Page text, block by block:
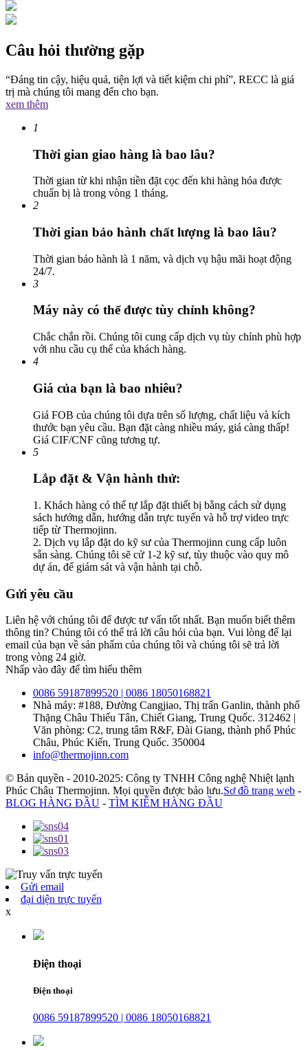
Câu hỏi thường gặp
“Đáng tin cậy, hiệu quả, tiện lợi và tiết kiệm chi phí”, RECC là giá
trị mà chúng tôi mang đến cho bạn.
xem thêm
1
Thời gian giao hàng là bao lâu?
Thời gian từ khi nhận tiền đặt cọc đến khi hàng hóa được
chuẩn bị là trong vòng 1 tháng.
2
Thời gian bảo hành chất lượng là bao lâu?
Thời gian bảo hành là 1 năm, và dịch vụ hậu mãi hoạt động
24/7.
3
Máy này có thể được tùy chỉnh không?
Chắc chắn rồi. Chúng tôi cung cấp dịch vụ tùy chỉnh phù hợp
với nhu cầu cụ thể của khách hàng.
4
Giá của bạn là bao nhiêu?
Giá FOB của chúng tôi dựa trên số lượng, chất liệu và kích
thước bạn yêu cầu. Bạn đặt càng nhiều máy, giá càng thấp!
Giá CIF/CNF cũng tương tự.
5
Lắp đặt & Vận hành thử:
1. Khách hàng có thể tự lắp đặt thiết bị bằng cách sử dụng
sách hướng dẫn, hướng dẫn trực tuyến và hỗ trợ video trực
tiếp từ Thermojinn.
2. Dịch vụ lắp đặt do kỹ sư của Thermojinn cung cấp luôn
sẵn sàng. Chúng tôi sẽ cử 1-2 kỹ sư, tùy thuộc vào quy mô
dự án, để giám sát và vận hành tại chỗ.
Gửi yêu cầu
Liên hệ với chúng tôi để được tư vấn tốt nhất. Bạn muốn biết thêm
thông tin? Chúng tôi có thể trả lời câu hỏi của bạn. Vui lòng để lại
email của bạn về sản phẩm của chúng tôi và chúng tôi sẽ trả lời
trong vòng 24 giờ.
Nhấp vào đây để tìm hiểu thêm
0086 59187899520 | 0086 18050168821
Nhà máy: #188, Đường Cangjiao, Thị trấn Ganlin, thành phố
Thặng Châu Thiếu Tân, Chiết Giang, Trung Quốc. 312462 |
Văn phòng: C2, trung tâm R&F, Đài Giang, thành phố Phúc
Châu, Phúc Kiến, Trung Quốc. 350004
info@thermojinn.com
© Bản quyền - 2010-2025: Công ty TNHH Công nghệ Nhiệt lạnh
Phúc Châu Thermojinn. Mọi quyền được bảo lưu.Sơ đồ trang web -
BLOG HÀNG ĐẦU - TÌM KIẾM HÀNG ĐẦU
Gửi email
đại diện trực tuyến
x
Điện thoại
Điện thoại
0086 59187899520 | 0086 18050168821